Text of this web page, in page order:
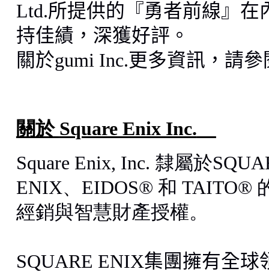
Ltd.所提供的『勇者前線』在
持佳績，深獲好評。
關於gumi Inc. 更多資訊，請參
關於 Square Enix Inc.
Square Enix, Inc. 隸屬於
ENIX、 EIDOS® 和 TAITO®
經銷與智慧財產授權。
SQUARE ENIX集團擁有全球